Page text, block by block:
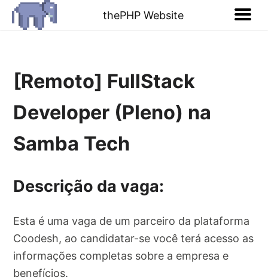
thePHP Website
[Remoto] FullStack
Developer (Pleno) na
Samba Tech
Descrição da vaga:
Esta é uma vaga de um parceiro da plataforma
Coodesh, ao candidatar-se você terá acesso as
informações completas sobre a empresa e
benefícios.